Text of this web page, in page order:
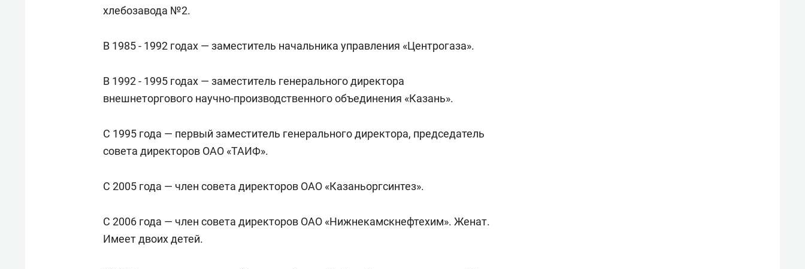
хлебозавода №2.
В 1985 - 1992 годах — заместитель начальника управления «Центрогаза».
В 1992 - 1995 годах — заместитель генерального директора
внешнеторгового научно-производственного объединения «Казань».
С 1995 года — первый заместитель генерального директора, председатель
совета директоров ОАО «ТАИФ».
С 2005 года — член совета директоров ОАО «Казаньоргсинтез».
С 2006 года — член совета директоров ОАО «Нижнекамскнефтехим». Женат.
Имеет двоих детей.